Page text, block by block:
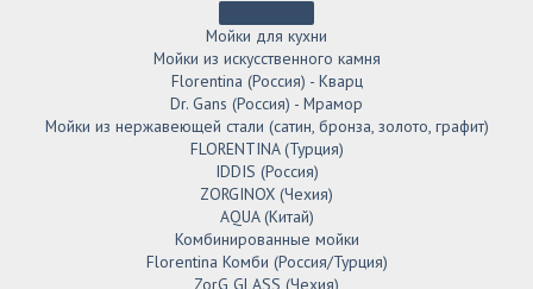
Мойки для кухни
Мойки из искусственного камня
Florentina (Россия) - Кварц
Dr. Gans (Россия) - Мрамор
Мойки из нержавеющей стали (сатин, бронза, золото, графит)
FLORENTINA (Турция)
IDDIS (Россия)
ZORGINOX (Чехия)
AQUA (Китай)
Комбинированные мойки
Florentina Комби (Россия/Турция)
ZorG GLASS (Чехия)